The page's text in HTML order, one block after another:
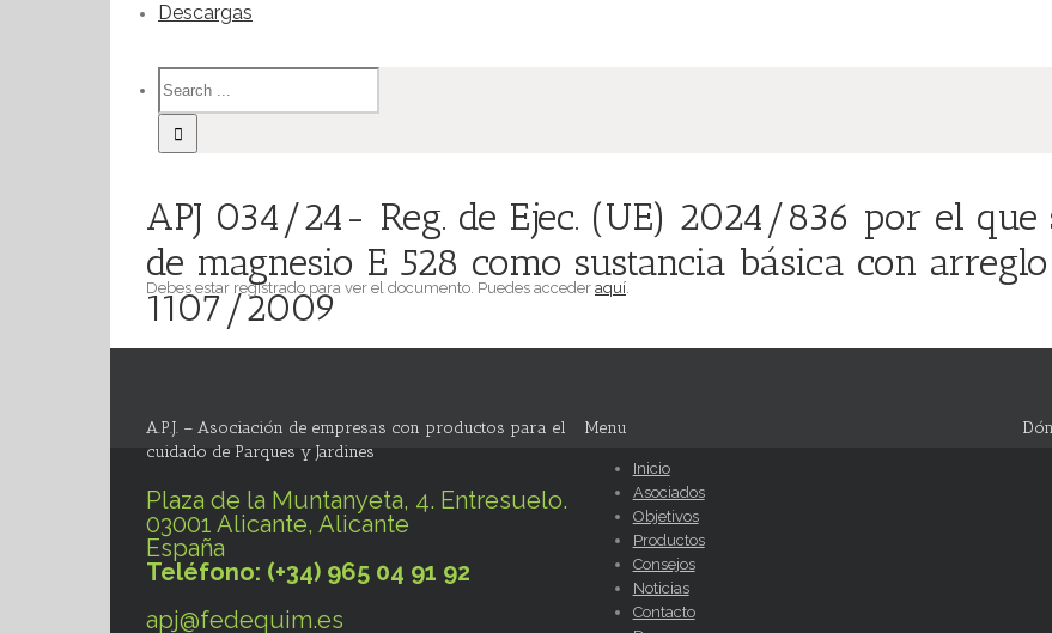
Descargas
APJ 034/24- Reg. de Ejec. (UE) 2024/836 por el
de magnesio E 528 como sustancia básica con
1107/2009
Debes estar registrado para ver el documento. Puedes acceder aquí.
A.P.J. – Asociación de empresas con productos para el
cuidado de Parques y Jardines
Plaza de la Muntanyeta, 4. Entresuelo.
03001 Alicante, Alicante
España
Teléfono: (+34) 965 04 91 92
apj@fedequim.es
Menu
Inicio
Asociados
Objetivos
Productos
Consejos
Noticias
Contacto